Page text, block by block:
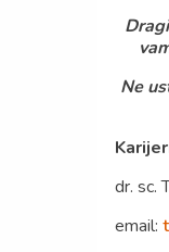
Ne
dr. sc.
email: